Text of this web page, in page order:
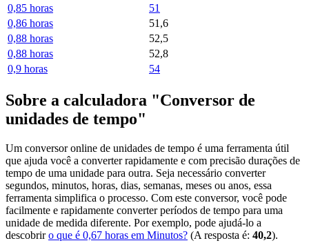
0,85 horas
51
0,86 horas
51,6
0,88 horas
52,5
0,88 horas
52,8
0,9 horas
54
Sobre a calculadora "Conversor de
unidades de tempo"
Um conversor online de unidades de tempo é uma ferramenta útil
que ajuda você a converter rapidamente e com precisão durações de
tempo de uma unidade para outra. Seja necessário converter
segundos, minutos, horas, dias, semanas, meses ou anos, essa
ferramenta simplifica o processo. Com este conversor, você pode
facilmente e rapidamente converter períodos de tempo para uma
unidade de medida diferente. Por exemplo, pode ajudá-lo a
descobriro que é 0,67 horas em Minutos? (A resposta é: 40,2).